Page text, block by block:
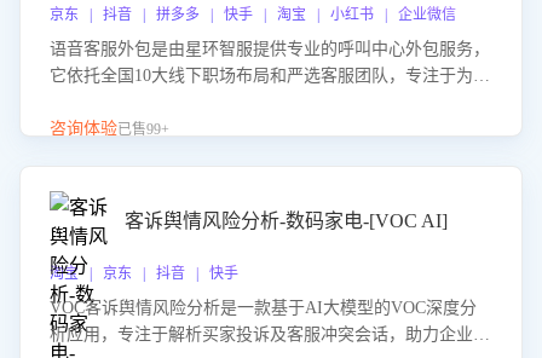
京东 | 抖音 | 拼多多 | 快手 | 淘宝 | 小红书 | 企业微信
语音客服外包是由星环智服提供专业的呼叫中心外包服务，
它依托全国10大线下职场布局和严选客服团队，专注于为企
客服团队和智能工具提升语音客服服务效率和质量，帮助企
咨询体验已售99+
客诉舆情风险分析-数码家电-[VOC AI]
淘宝 | 京东 | 抖音 | 快手
VOC客诉舆情风险分析是一款基于AI大模型的VOC深度分
析应用，专注于解析买家投诉及客服冲突会话，助力企业精